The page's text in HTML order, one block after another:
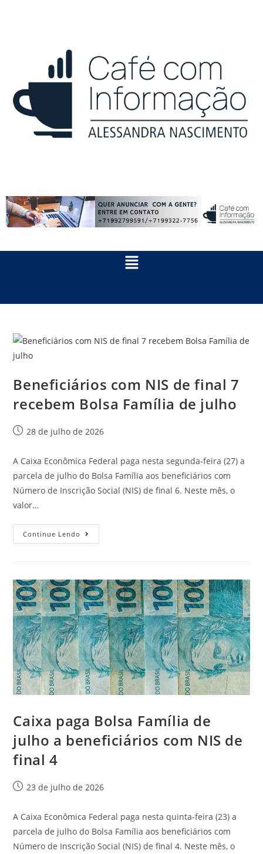
Beneficiários com NIS de final 7
recebem Bolsa Família de julho
28 de julho de 2026
A Caixa Econômica Federal paga nesta segunda-feira (27) a
parcela de julho do Bolsa Família aos beneficiários com
Número de Inscrição Social (NIS) de final 6. Neste mês, o
valor…
Continue Lendo
Caixa paga Bolsa Família de
julho a beneficiários com NIS de
final 4
23 de julho de 2026
A Caixa Econômica Federal paga nesta quinta-feira (23) a
parcela de julho do Bolsa Família aos beneficiários com
Número de Inscrição Social (NIS) de final 4. Neste mês, o